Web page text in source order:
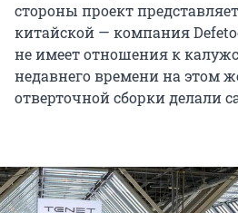
стороны проект
китайской — компания
не имеет отношения к
недавнего времени на этом
отверточной сборки делали